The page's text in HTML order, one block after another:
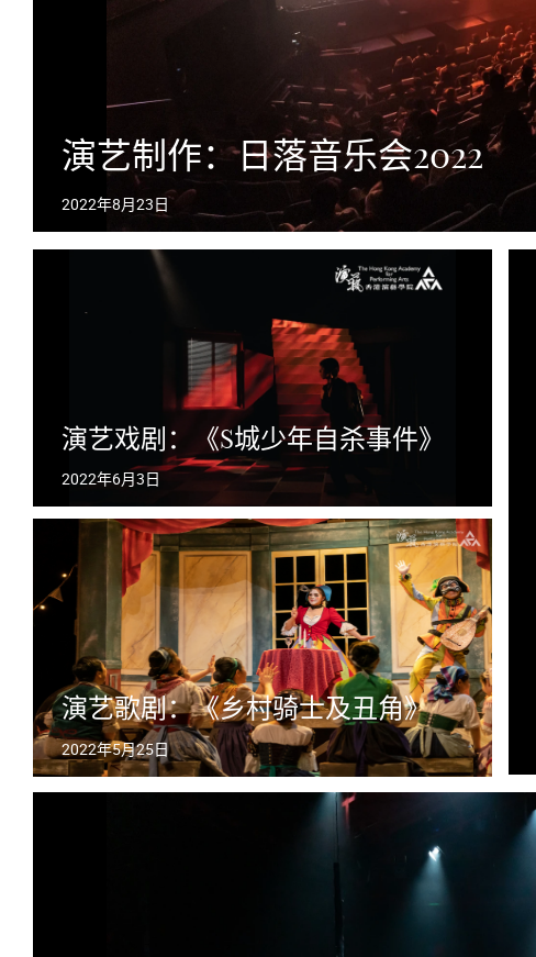
演艺制作：日落音乐会2022
2022年8月23日
演艺戏剧：《S城少年自杀事件》
2022年6月3日
演艺歌剧：《乡村骑士及丑角》
2022年5月25日